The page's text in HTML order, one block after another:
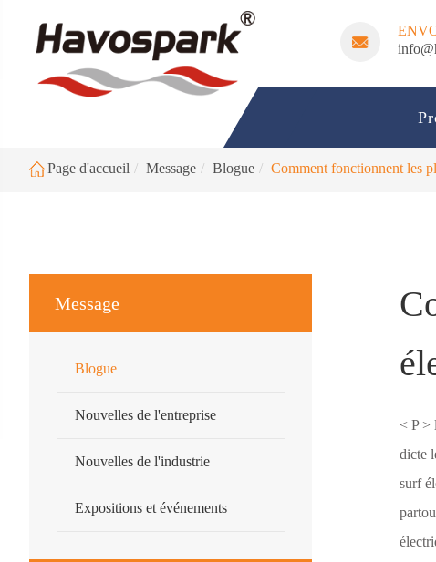
Page d'accueil Message Blogue Comment fonctionnent les
Message
Blogue
Nouvelles de l'entreprise
Nouvelles de l'industrie
Expositions et événements
< P >
dicte
surf